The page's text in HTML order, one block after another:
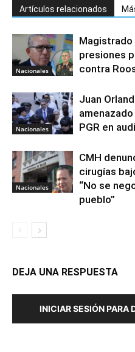
Artículos relacionados
Nacionales
Magistrado
presiones
contra
Nacionales
Juan
PGR en
Nacionales
CMH
cirugías
“No se
pueblo”
DEJA UNA RESPUESTA
INICIAR SESIÓN PARA